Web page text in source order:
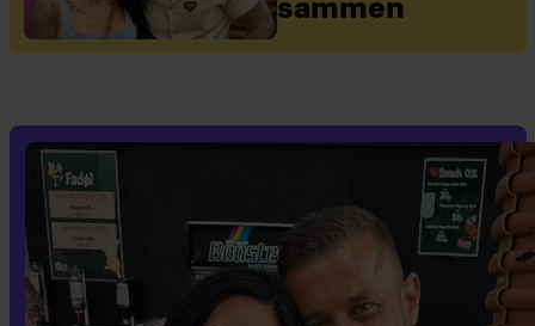
sammen